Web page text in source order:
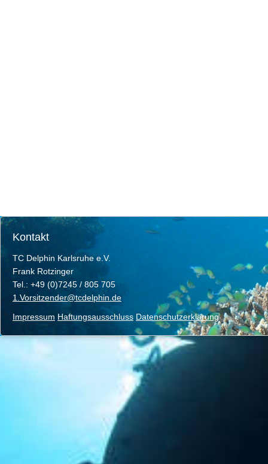
Kontakt
TC Delphin Karlsruhe e.V.
Frank Rotzinger
Tel.: +49 (0)7245 / 805 705
1.Vorsitzender@tcdelphin.de
Impressum Haftungsausschluss Datenschutzerklärung